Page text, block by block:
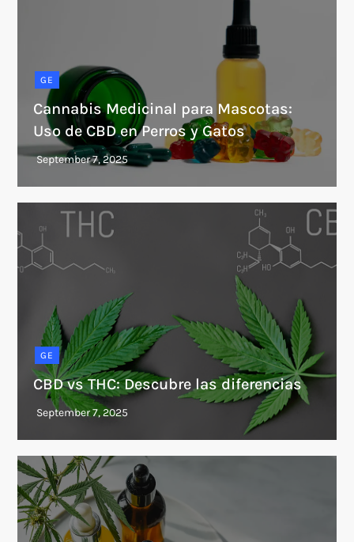
GE
Cannabis Medicinal para Mascotas:
Uso de CBD en Perros y Gatos
GE
CBD vs THC: Descubre las diferencias